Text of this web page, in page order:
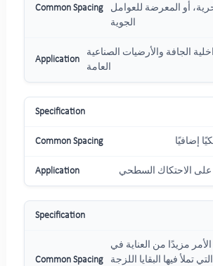
أو المعرضة للعوامل
الجوية
الجافة والأرضيات الصناعية
العامة
إضافيًا
على الاحتكاك السطحي
مزيدًا من العناية في
تملأ فيها البقايا اللزجة